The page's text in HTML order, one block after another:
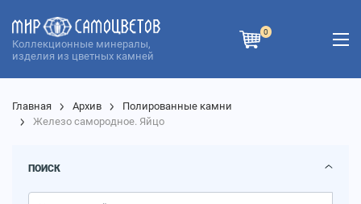
Коллекционные минералы,
изделия из цветных камней
0
Главная Архив
Полированные камни
Железо самородное. Яйцо
ПОИСК